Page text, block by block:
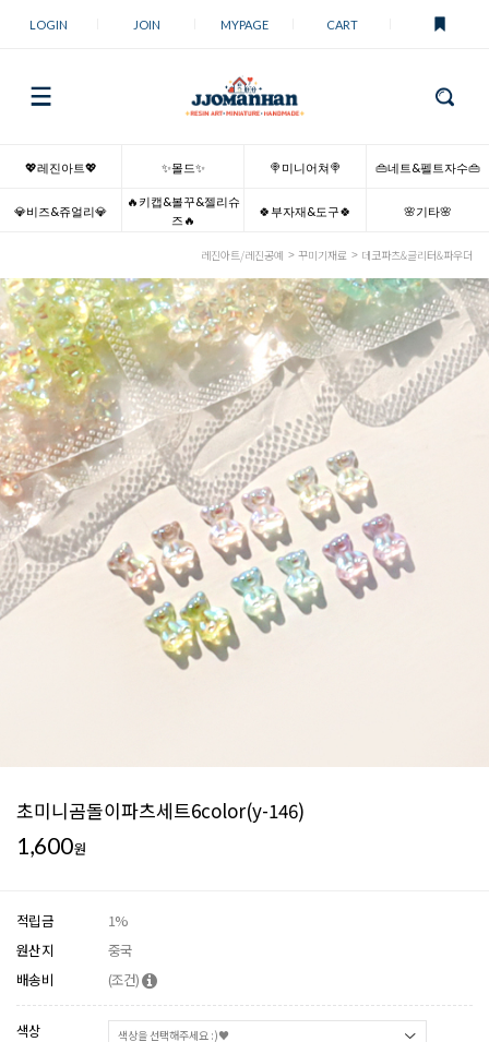
LOGIN JOIN MYPAGE CART
💖레진아트💖 ✨몰드✨ 🍭미니어쳐🍭 👜네트&펠트자수👜
💎비즈&쥬얼리💎
🔥키캡&볼꾸&젤리슈
즈🔥
🍀부자재&도구🍀 🌸기타🌸
레진아트/레진공예 꾸미기재료 데코파츠&글리터&파우더
초미니곰돌이파츠세트6color(y-146)
1,600원
적립금
1%
원산지
중국
배송비
(조건)
색상